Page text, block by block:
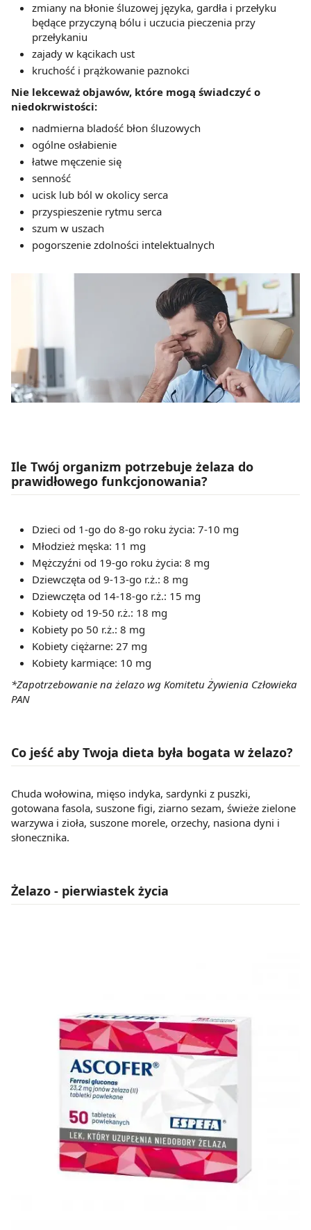
zmiany na błonie śluzowej języka, gardła i przełyku
będące przyczyną bólu i uczucia pieczenia przy
przełykaniu
zajady w kącikach ust
kruchość i prążkowanie paznokci
Nie lekceważ objawów, które mogą świadczyć o
niedokrwistości:
nadmierna bladość błon śluzowych
ogólne osłabienie
łatwe męczenie się
senność
ucisk lub ból w okolicy serca
przyspieszenie rytmu serca
szum w uszach
pogorszenie zdolności intelektualnych
Ile Twój organizm potrzebuje żelaza do
prawidłowego funkcjonowania?
Dzieci od 1-go do 8-go roku życia: 7-10 mg
Młodzież męska: 11 mg
Mężczyźni od 19-go roku życia: 8 mg
Dziewczęta od 9-13-go r.ż.: 8 mg
Dziewczęta od 14-18-go r.ż.: 15 mg
Kobiety od 19-50 r.ż.: 18 mg
Kobiety po 50 r.ż.: 8 mg
Kobiety ciężarne: 27 mg
Kobiety karmiące: 10 mg
*Zapotrzebowanie na żelazo wg Komitetu Żywienia Człowieka
PAN
Co jeść aby Twoja dieta była bogata w żelazo?
Chuda wołowina, mięso indyka, sardynki z puszki,
gotowana fasola, suszone figi, ziarno sezam, świeże zielone
warzywa i zioła, suszone morele, orzechy, nasiona dyni i
słonecznika.
Żelazo - pierwiastek życia